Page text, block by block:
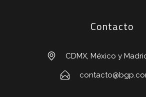
Contacto
CDMX, México y